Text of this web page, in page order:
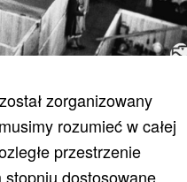
zorganizowany
rozumieć w całej
przestrzenie
stopniu dostosowane